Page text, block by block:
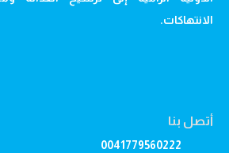
الانتهاكات.
أتصل بنا
0041779560222